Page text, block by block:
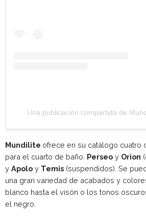
Una publicación compartida de
Mundilite ofrece en su catálogo cuatro
para el cuarto de baño: Perseo y Orion
y Apolo y Temis (suspendidos). Se
una gran variedad de acabados y
blanco hasta el visón o los tonos
el negro.